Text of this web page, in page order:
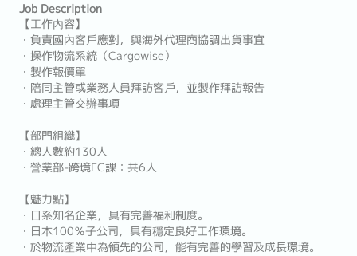
Job Description
【工作內容】
・負責國內客戶應對，與海外代理商協調出貨事宜
・操作物流系統（Cargowise）
・製作報價單
・陪同主管或業務人員拜訪客戶，並製作拜訪報告
・處理主管交辦事項
【部門組織】
・總人數約130人
・營業部-跨境EC課：共6人
【魅力點】
・日系知名企業，具有完善福利制度。
・日本100％子公司，具有穩定良好工作環境。
・於物流產業中為領先的公司，能有完善的學習及成長環境。